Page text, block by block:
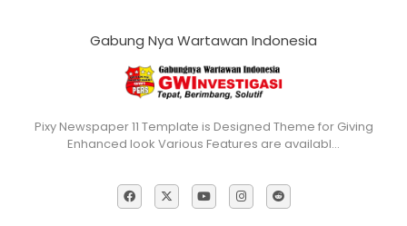
Gabung Nya Wartawan Indonesia
Pixy Newspaper 11 Template is Designed Theme for Giving
Enhanced look Various Features are availabl…